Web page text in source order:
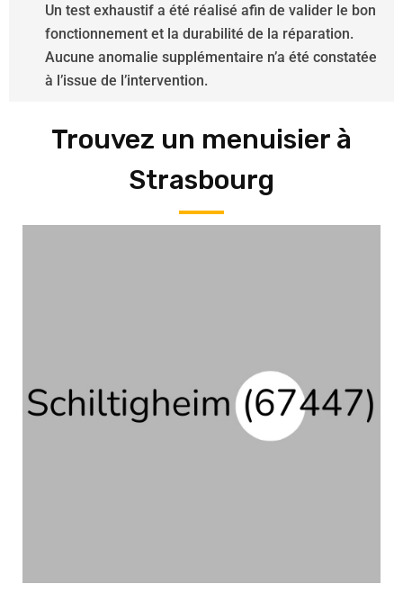
Un test exhaustif a été réalisé afin de valider le bon
fonctionnement et la durabilité de la réparation.
Aucune anomalie supplémentaire n’a été constatée
à l’issue de l’intervention.
Trouvez un menuisier à
Strasbourg